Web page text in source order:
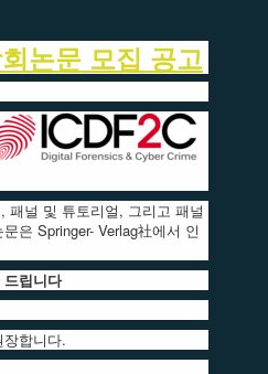
논문 모집 공고
패널 및 튜토리얼, 그리고 패널
은 Springer- Verlag社에서 인
립니다
합니다.